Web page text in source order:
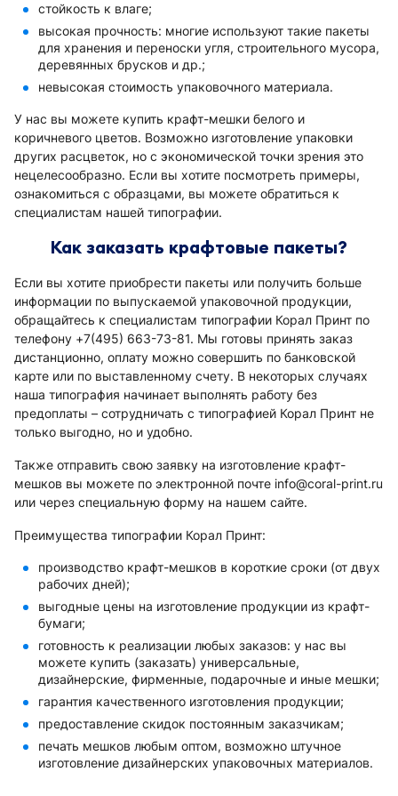
стойкость к влаге;
высокая прочность: многие используют такие пакеты
для хранения и переноски угля, строительного мусора,
деревянных брусков и др.;
невысокая стоимость упаковочного материала.
У нас вы можете купить крафт-мешки белого и
коричневого цветов. Возможно изготовление упаковки
других расцветок, но с экономической точки зрения это
нецелесообразно. Если вы хотите посмотреть примеры,
ознакомиться с образцами, вы можете обратиться к
специалистам нашей типографии.
Как заказать крафтовые пакеты?
Если вы хотите приобрести пакеты или получить больше
информации по выпускаемой упаковочной продукции,
обращайтесь к специалистам типографии Корал Принт по
телефону +7(495) 663-73-81. Мы готовы принять заказ
дистанционно, оплату можно совершить по банковской
карте или по выставленному счету. В некоторых случаях
наша типография начинает выполнять работу без
предоплаты – сотрудничать с типографией Корал Принт не
только выгодно, но и удобно.
Также отправить свою заявку на изготовление крафт-
мешков вы можете по электронной почте info@coral-print.ru
или через специальную форму на нашем сайте.
Преимущества типографии Корал Принт:
производство крафт-мешков в короткие сроки (от двух
рабочих дней);
выгодные цены на изготовление продукции из крафт-
бумаги;
готовность к реализации любых заказов: у нас вы
можете купить (заказать) универсальные,
дизайнерские, фирменные, подарочные и иные мешки;
гарантия качественного изготовления продукции;
предоставление скидок постоянным заказчикам;
печать мешков любым оптом, возможно штучное
изготовление дизайнерских упаковочных материалов.